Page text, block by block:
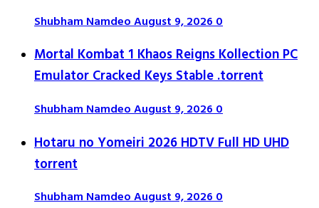
Shubham NamdeoAugust 9, 20260
Mortal Kombat 1 Khaos Reigns Kollection PC
Emulator Cracked Keys Stable .torrent
Shubham NamdeoAugust 9, 20260
Hotaru no Yomeiri 2026 HDTV Full HD UHD
torrent
Shubham NamdeoAugust 9, 20260